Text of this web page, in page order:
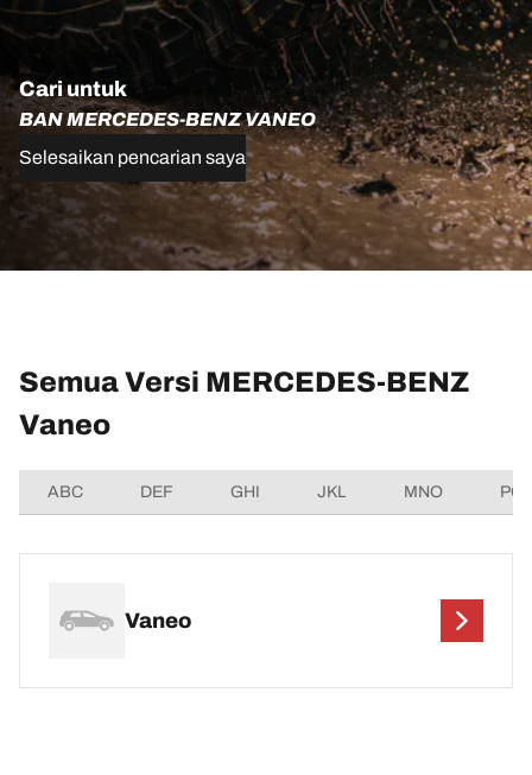
Cari untuk
BAN MERCEDES-BENZ VANEO
Selesaikan pencarian saya
Semua Versi MERCEDES-BENZ
Vaneo
ABC DEF GHI JKL MNO
Vaneo